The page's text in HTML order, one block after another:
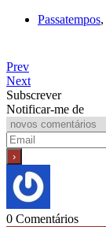
Passatempos,
Prev
Next
Subscrever
Notificar-me de
0 Comentários